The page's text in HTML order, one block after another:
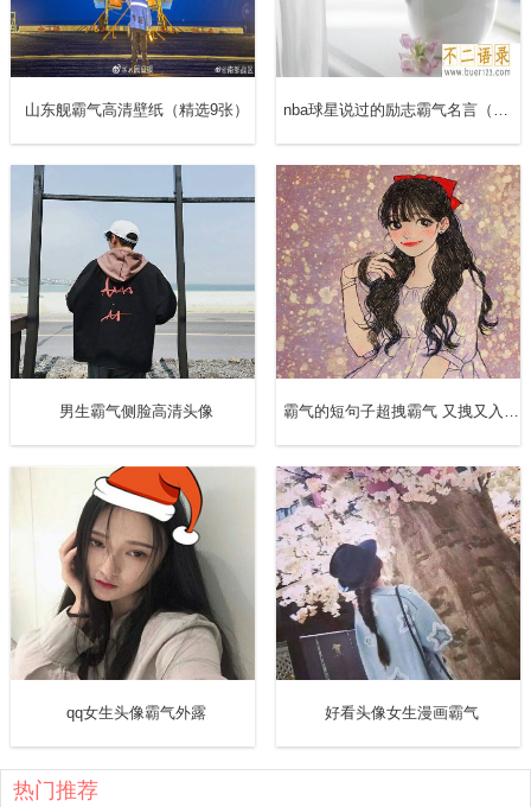
多苦痛。时间，可以淡化一切，慢慢的，一切都会好。
16.人类的悲伤极限是5天，熬过去了一切都会好起来。
17.难熬的日子，总会过去的，不信？你回头看看，你在不
知不觉中，已经熬过了很多苦，不是吗？所以，别怕，继续
往前走，加油！
漫漫长夜一定会熬过去。
20.人生建议：逃离任何消耗你快乐的东西。
21.没有真正快乐的人，只有比较想的开的人。
22.当你独自走过了暴风雨，你就不再是原来的那个人了。
都会过去的。
山东舰霸气高清壁纸（精选9张） nba球星说过的励志霸气名言（精选70句）
男生霸气侧脸高清头像 霸气的短句子超拽霸气 又拽又入心的句子
qq女生头像霸气外露 好看头像女生漫画霸气
热门推荐